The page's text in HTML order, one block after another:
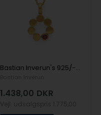
Bastian Inverun's 925/- Vedhæng, fg mat/blank, Granat 0,15ct
1.438,00 DKR